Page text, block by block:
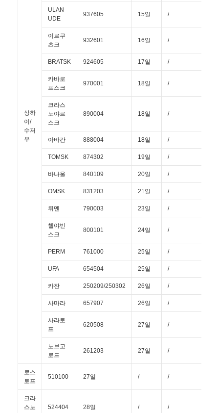
상하
이/
수저
우
ULAN
UDE
937605 15일 /
이르쿠
츠크
932601 16일 /
BRATSK 924605 17일 /
카바로
프스크
970001 18일 /
크라스
노야르
스크
890004 18일 /
아바칸 888004 18일 /
TOMSK 874302 19일 /
바나울 840109 20일 /
OMSK 831203 21일 /
튀멘 790003 23일 /
첼야빈
스크
800101 24일 /
PERM 761000 25일 /
UFA 654504 25일 /
카잔 250209/250302 26일 /
사마라 657907 26일 /
사라토
프
620508 27일 /
노브고
로드
261203 27일 /
로스
토프
510100 27일 / /
크라
스노
524404 28일 / /